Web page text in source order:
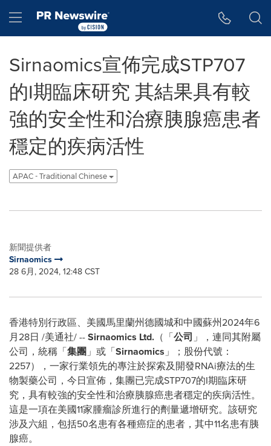
Hamburger menu
Sirnaomics宣佈完成STP707
的I期臨床研究 其結果具有較
強的安全性和治療胰腺癌患者
穩定的疾病活性
APAC - Traditional Chinese
新聞提供者
Sirnaomics
28 6月, 2024, 12:48 CST
香港特別行政區、美國馬里蘭州德國城和中國蘇州2024年6
月28日 /美通社/ --Sirnaomics Ltd. （「公司 」，連同其附屬
公司，統稱「集團 」或「Sirnaomics 」；股份代號：
2257），一家行業領先的專注於探索及開發RNAi療法的生
物製藥公司，今日宣佈，集團已完成STP707的I期臨床研
究，具有較強的安全性和治療胰腺癌患者穩定的疾病活性。
這是一項在美國11家腫瘤診所進行的劑量遞增研究。該研究
涉及六組，包括50名患有各種癌症的患者，其中11名患有胰
腺癌。